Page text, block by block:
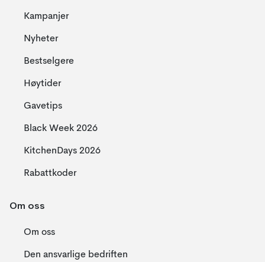
Kampanjer
Nyheter
Bestselgere
Høytider
Gavetips
Black Week 2026
KitchenDays 2026
Rabattkoder
Om oss
Om oss
Den ansvarlige bedriften